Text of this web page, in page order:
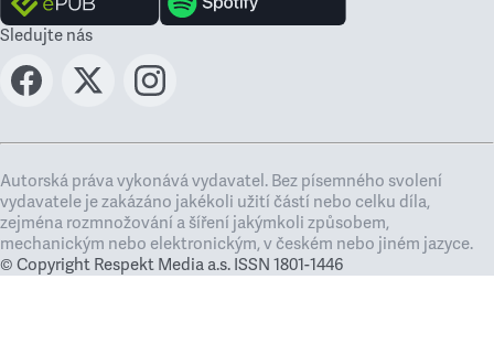
Sledujte nás
Autorská práva vykonává vydavatel. Bez písemného svolení
vydavatele je zakázáno jakékoli užití částí nebo celku díla,
zejména rozmnožování a šíření jakýmkoli způsobem,
mechanickým nebo elektronickým, v českém nebo jiném jazyce.
© Copyright Respekt Media a.s. ISSN 1801-1446